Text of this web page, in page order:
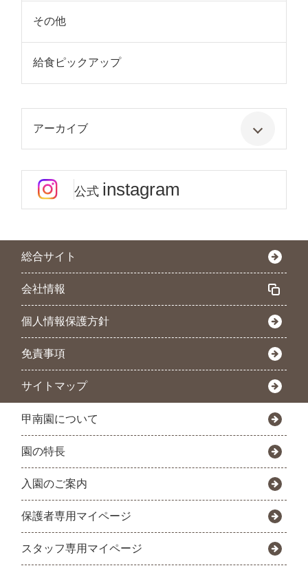
その他
給食ピックアップ
アーカイブ
公式 instagram
総合サイト
会社情報
個人情報保護方針
免責事項
サイトマップ
甲南園について
園の特長
入園のご案内
保護者専用マイページ
スタッフ専用マイページ